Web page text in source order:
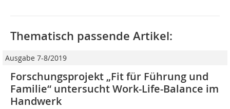
Thematisch passende Artikel:
Ausgabe 7-8/2019
Forschungsprojekt „Fit für Führung und
Familie“ untersucht Work-Life-Balance im
Handwerk